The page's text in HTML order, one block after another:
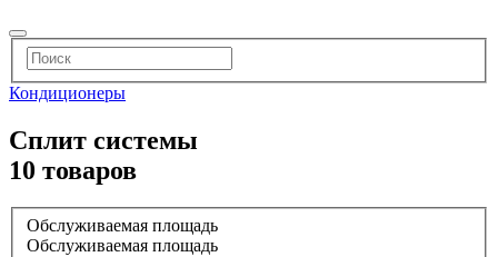
Кондиционеры
Сплит системы
10 товаров
Обслуживаемая площадь
Обслуживаемая площадь